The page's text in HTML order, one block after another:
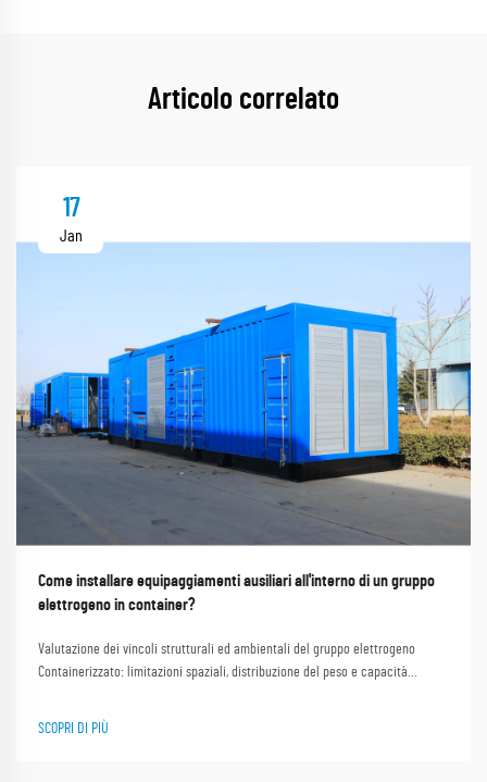
Articolo correlato
17
Jan
Come installare equipaggiamenti ausiliari all'interno di un gruppo
elettrogeno in container?
Valutazione dei vincoli strutturali ed ambientali del gruppo elettrogeno
Containerizzato: limitazioni spaziali, distribuzione del peso e capacità
rigorosi limiti dimensionali ISO, il che comporta...
SCOPRI DI PIÙ